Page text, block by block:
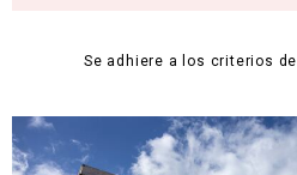
Se adhiere a los criterios de